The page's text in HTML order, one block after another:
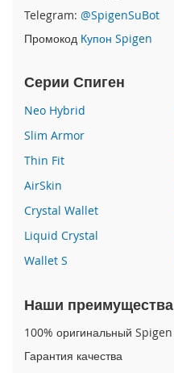
i
P
h
e
7
P
h
o
n
1
6
P
o
a
Telegram: @SpigenSuBot
Промокод Купон Spigen
Серии Спиген
Neo Hybrid
Slim Armor
Thin Fit
AirSkin
Crystal Wallet
Liquid Crystal
Wallet S
Наши преимущества
100% оригинальный Spigen
Гарантия качества